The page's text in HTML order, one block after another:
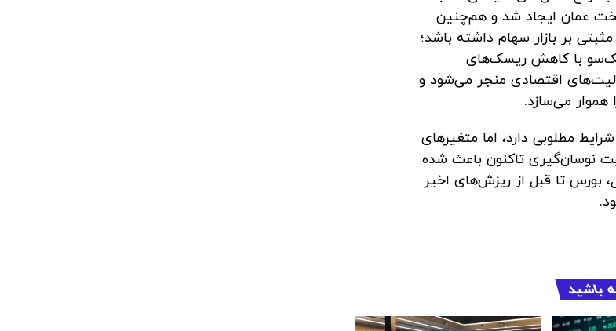
عمان ایجاد شد و هم‌چنین
بر بازار سهام داشته باشد؛
یک‌سو با کاهش ریسک‌های
اقتصادی منجر می‌شود و
هموار می‌سازد.
مطلوبی دارد، اما متغیرهای
نوسان‌گیری تاکنون باعث شده
بورس تا قبل از ریزش‌های اخیر
باشید